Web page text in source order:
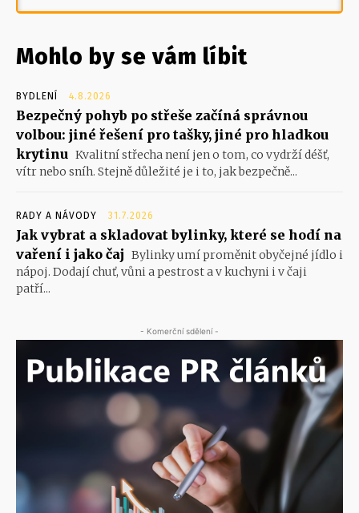
Mohlo by se vám líbit
BYDLENÍ 4.8.2026
Bezpečný pohyb po střeše začíná správnou
volbou: jiné řešení pro tašky, jiné pro hladkou
krytinu Kvalitní střecha není jen o tom, co vydrží déšť,
vítr nebo sníh. Stejně důležité je i to, jak bezpečně...
RADY A NÁVODY 31.7.2026
Jak vybrat a skladovat bylinky, které se hodí na
vaření i jako čaj Bylinky umí proměnit obyčejné jídlo i
nápoj. Dodají chuť, vůni a pestrost a v kuchyni i v čaji
patří...
- Komerční sdělení -